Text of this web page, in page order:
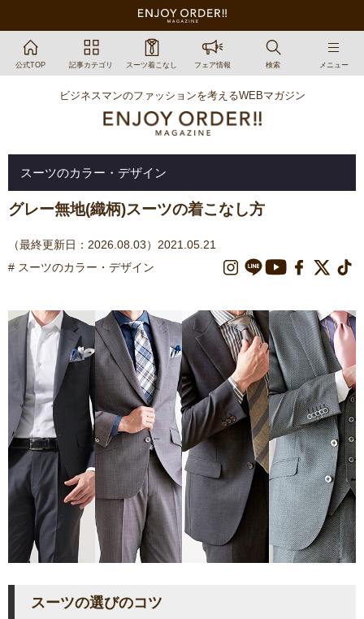
公式TOP 記事カテゴリ スーツ着こなし フェア情報 検索 メニュー
ビジネスマンのファッションを考えるWEBマガジン
スーツのカラー・デザイン
グレー無地(織柄)スーツの着こなし方
（最終更新日：2026.08.03）2021.05.21
# スーツのカラー・デザイン
スーツの選びのコツ